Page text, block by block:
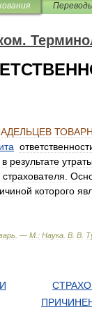
в результате
страхователя
которого
. — М : Наука В В